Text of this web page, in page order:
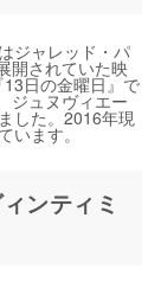
ジャレッド・パ
開されていた映
日の金曜日』で
ジュヌヴィエー
した。2016年現
います。
ンティミ